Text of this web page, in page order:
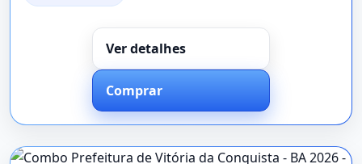
Ver detalhes
Comprar